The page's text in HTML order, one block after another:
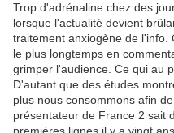
Trop d'adrénaline chez des
lorsque l'actualité devient
traitement anxiogène de l'info.
le plus longtemps en
grimper l'audience. Ce qui au
D'autant que des études
plus nous consommons afin
présentateur de France 2 sait